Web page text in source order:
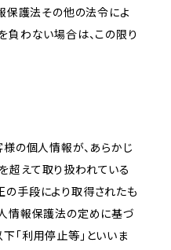
報保護法その他の法令によ
負わない場合は、この限り
様の個人情報が、あらかじ
超えて取り扱われている
の手段により取得されたも
情報保護法の定めに基づ
「利用停止等」といいま